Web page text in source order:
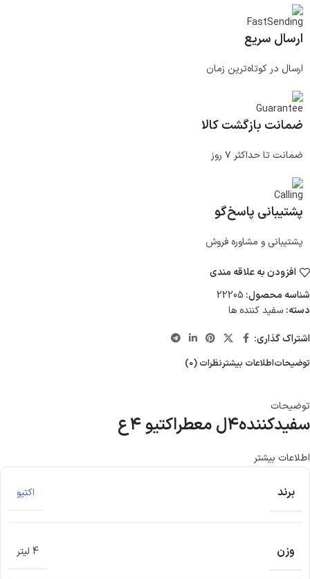
ارسال سریع
ارسال در کوتاه‌ترین زمان
ضمانت بازگشت کالا
ضمانت تا حداکثر ۷ روز
پشتیبانی پاسخ‌گو
پشتیبانی و مشاوره فروش
افزودن به علاقه مندی
شناسه محصول: 22205
دسته: سفید کننده ها
اشتراک گذاری:
توضیحاتاطلاعات بیشترنظرات (0)
توضیحات
سفیدکننده۴ل معطراکتیو ۴ع
اطلاعات بیشتر
برند اکتیو
وزن 4 لیتر